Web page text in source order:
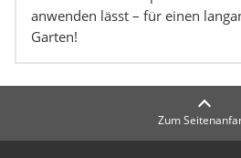
anwenden lässt – für einen
Garten!
Zum